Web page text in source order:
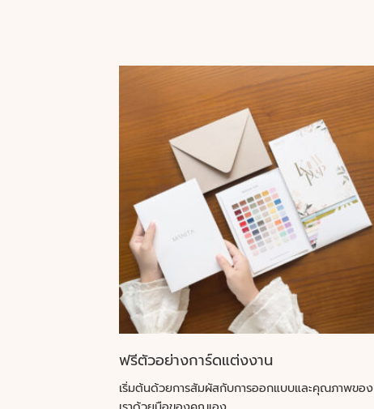
ฟรีตัวอย่างการ์ดแต่งงาน
เริ่มต้นด้วยการสัมผัสกับการออกแบบและคุณภาพของ